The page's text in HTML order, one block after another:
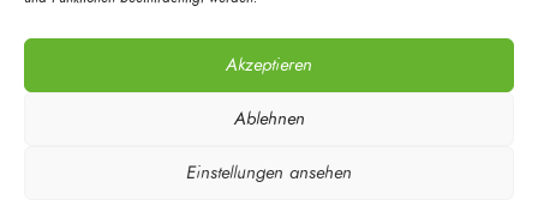
Akzeptieren
Ablehnen
Einstellungen ansehen
© Mein Spöggsken-Markt | Marketingberatung | Timo Röwekamp 2020 - Alle